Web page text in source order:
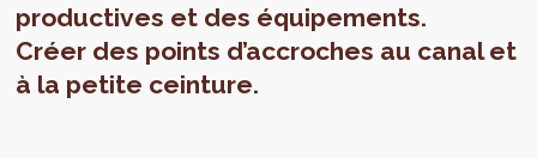
productives et des équipements.
Créer des points d’accroches au canal et
à la petite ceinture.